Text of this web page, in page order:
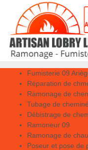
Fumisterie 09
Réparation de
Ramonage de
Tubage de
Débistrage de
Ramoneur 09
Ramonage de
Poseur et pose de